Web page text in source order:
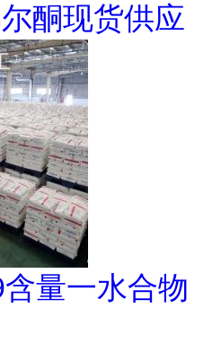
酮现货供应
量一水合物